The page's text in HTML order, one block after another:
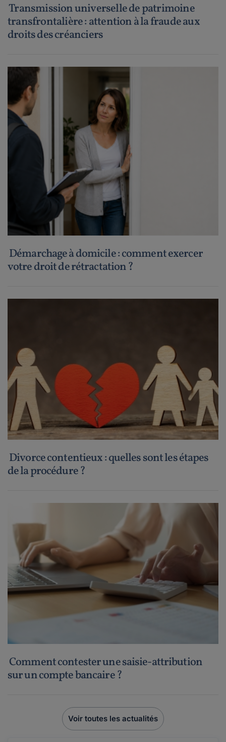
Transmission universelle de patrimoine
transfrontalière : attention à la fraude aux
droits des créanciers
Démarchage à domicile : comment exercer
votre droit de rétractation ?
Divorce contentieux : quelles sont les étapes
de la procédure ?
Comment contester une saisie-attribution
sur un compte bancaire ?
Voir toutes les actualités